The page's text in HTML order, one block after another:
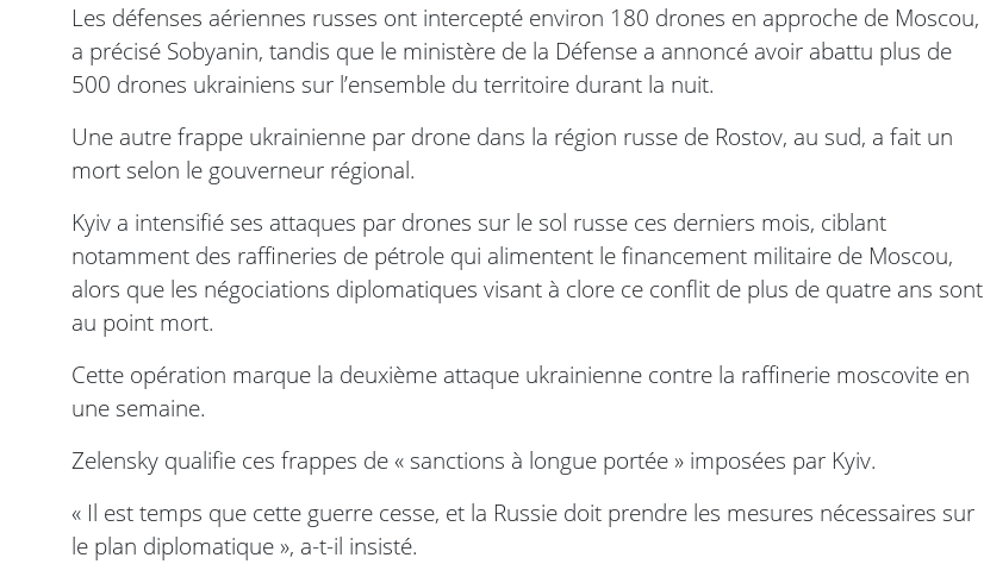
Les défenses aériennes russes ont intercepté environ 180 drones en approche de Moscou,
a précisé Sobyanin, tandis que le ministère de la Défense a annoncé avoir abattu plus de
500 drones ukrainiens sur l’ensemble du territoire durant la nuit.
Une autre frappe ukrainienne par drone dans la région russe de Rostov, au sud, a fait un
mort selon le gouverneur régional.
Kyiv a intensifié ses attaques par drones sur le sol russe ces derniers mois, ciblant
notamment des raffineries de pétrole qui alimentent le financement militaire de Moscou,
alors que les négociations diplomatiques visant à clore ce conflit de plus de quatre ans sont
au point mort.
Cette opération marque la deuxième attaque ukrainienne contre la raffinerie moscovite en
une semaine.
Zelensky qualifie ces frappes de « sanctions à longue portée » imposées par Kyiv.
« Il est temps que cette guerre cesse, et la Russie doit prendre les mesures nécessaires sur
le plan diplomatique », a-t-il insisté.